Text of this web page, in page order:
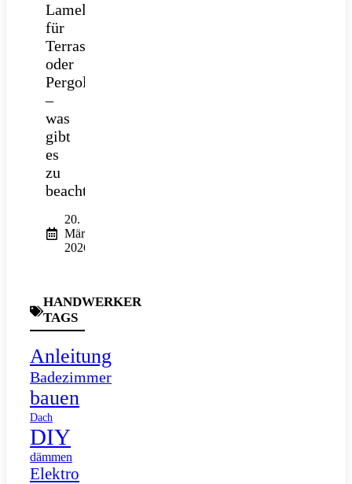
Lamellendach
für
Terrasse
oder
Pergola
–
was
gibt
es
zu
beachten?
20.
März
2026
HANDWERKER
TAGS
Anleitung
Badezimmer
bauen
Dach
DIY
dämmen
Elektro